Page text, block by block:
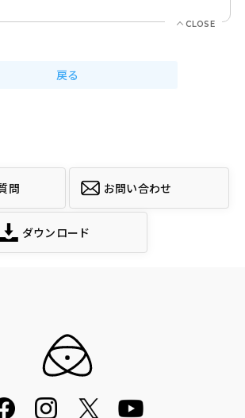
戻る
問 お問い合わせ
ダウンロード